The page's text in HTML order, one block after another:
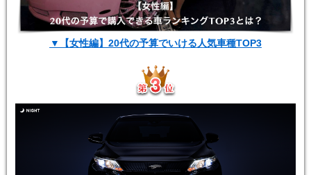
▼【女性編】20代の予算でいける人気車種TOP3